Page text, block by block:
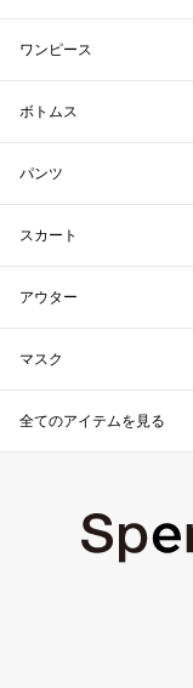
ワンピース
ボトムス
パンツ
スカート
アウター
マスク
全てのアイテムを見る